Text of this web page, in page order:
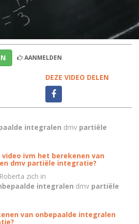
AANMELDEN
DEZE VIDEO DELEN
integralen dmv partiële
ivm het berekenen van
dmv partiële integratie?
zich in
integralen dmv partiële
van onbepaalde integralen